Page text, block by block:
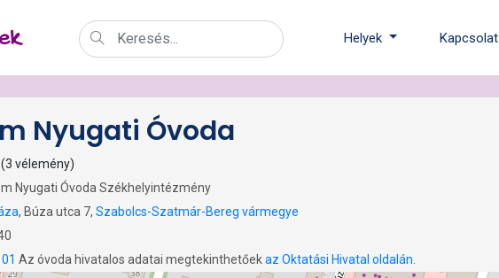
Helyek Kapcsolat
Nyugati Óvoda
vélemény)
Nyugati Óvoda Székhelyintézmény
, Búza utca 7, Szabolcs-Szatmár-Bereg vármegye
Az óvoda hivatalos adatai megtekinthetőekaz Oktatási Hivatal oldalán